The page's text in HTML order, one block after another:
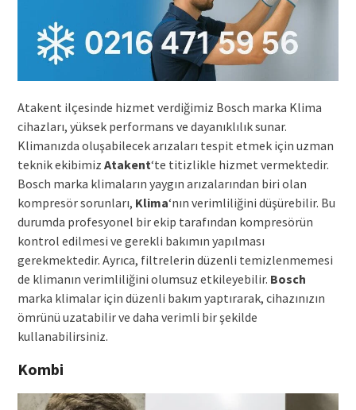
Atakent ilçesinde hizmet verdiğimiz Bosch marka Klima
cihazları, yüksek performans ve dayanıklılık sunar.
Klimanızda oluşabilecek arızaları tespit etmek için uzman
teknik ekibimiz Atakent‘te titizlikle hizmet vermektedir.
Bosch marka klimaların yaygın arızalarından biri olan
kompresör sorunları, Klima‘nın verimliliğini düşürebilir. Bu
durumda profesyonel bir ekip tarafından kompresörün
kontrol edilmesi ve gerekli bakımın yapılması
gerekmektedir. Ayrıca, filtrelerin düzenli temizlenmemesi
de klimanın verimliliğini olumsuz etkileyebilir. Bosch
marka klimalar için düzenli bakım yaptırarak, cihazınızın
ömrünü uzatabilir ve daha verimli bir şekilde
kullanabilirsiniz.
Kombi